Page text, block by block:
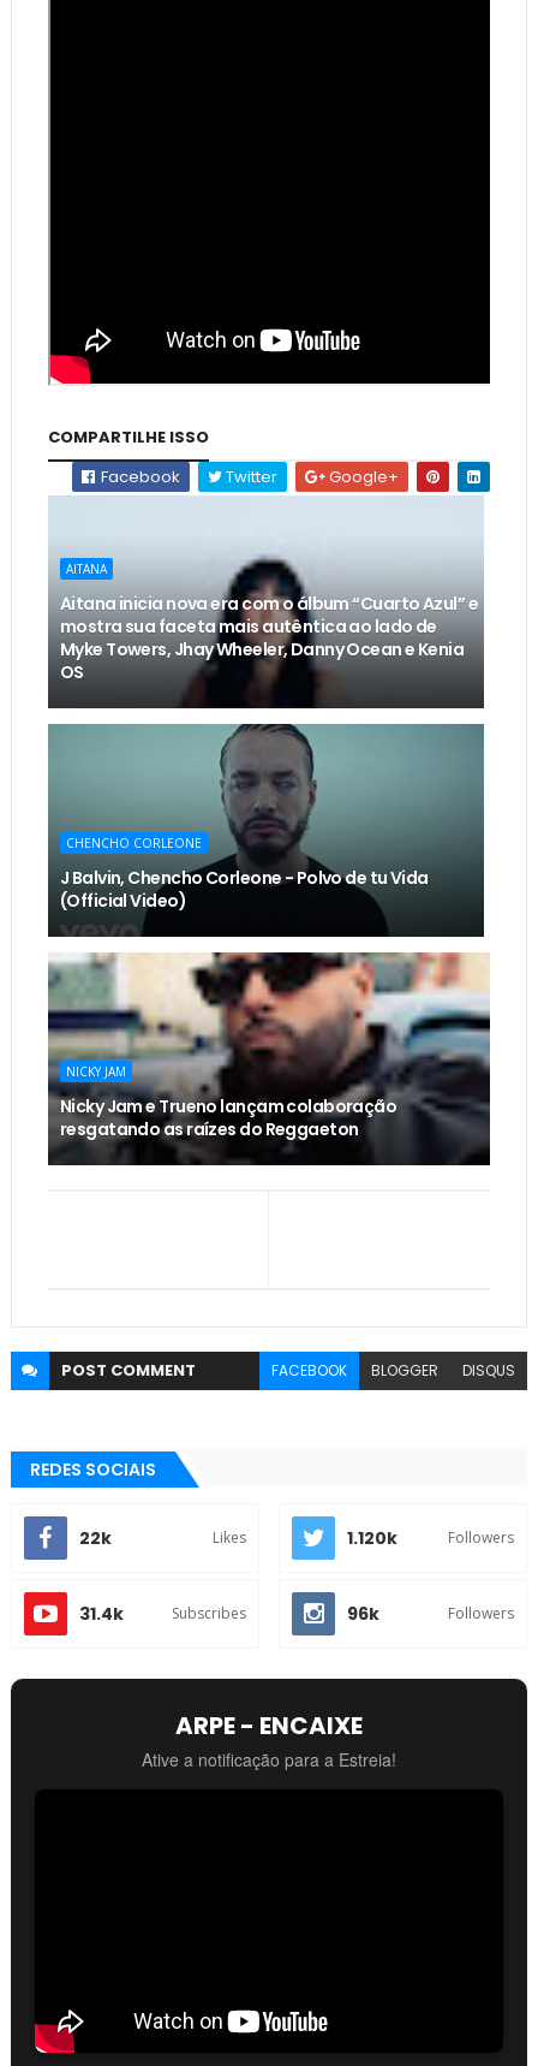
COMPARTILHE ISSO
Facebook
Twitter Google+
AITANA
Aitana inicia nova era com o álbum “Cuarto Azul” e
mostra sua faceta mais autêntica ao lado de
Myke Towers, Jhay Wheeler, Danny Ocean e Kenia
OS
CHENCHO CORLEONE
J Balvin, Chencho Corleone - Polvo de tu Vida
(Official Video)
NICKY JAM
Nicky Jam e Trueno lançam colaboração
resgatando as raízes do Reggaeton
POST COMMENT FACEBOOK BLOGGER DISQUS
REDES SOCIAIS
22k Likes 1.120k Followers
31.4k Subscribes 96k Followers
ARPE - ENCAIXE
Ative a notificação para a Estreia!